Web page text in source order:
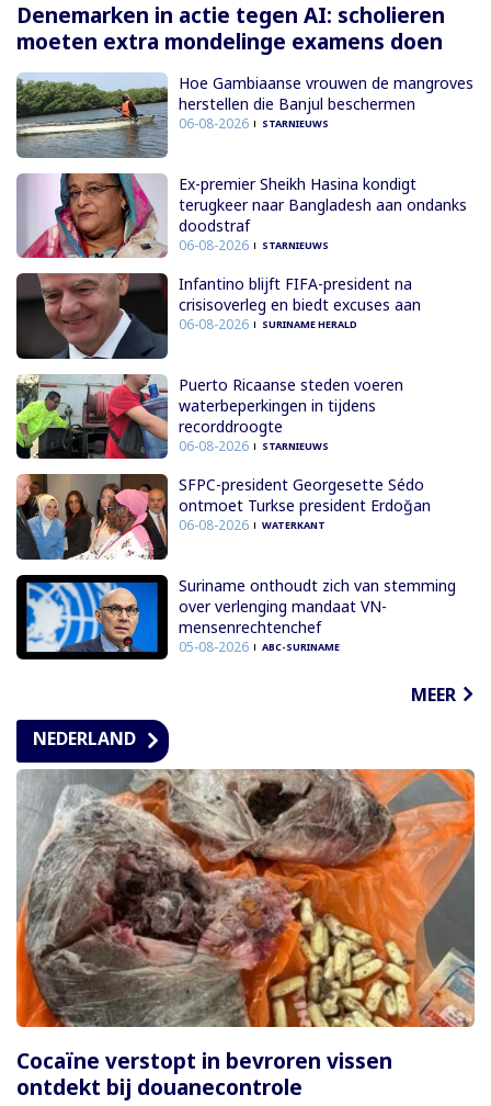
Denemarken in actie tegen AI: scholieren
moeten extra mondelinge examens doen
Hoe Gambiaanse vrouwen de mangroves
herstellen die Banjul beschermen
06-08-2026 STARNIEUWS
Ex-premier Sheikh Hasina kondigt
terugkeer naar Bangladesh aan ondanks
doodstraf
06-08-2026 STARNIEUWS
Infantino blijft FIFA-president na
crisisoverleg en biedt excuses aan
06-08-2026 SURINAME HERALD
Puerto Ricaanse steden voeren
waterbeperkingen in tijdens
recorddroogte
06-08-2026 STARNIEUWS
SFPC-president Georgesette Sédo
ontmoet Turkse president Erdoğan
06-08-2026 WATERKANT
Suriname onthoudt zich van stemming
over verlenging mandaat VN-
mensenrechtenchef
05-08-2026 ABC-SURINAME
MEER
NEDERLAND
Cocaïne verstopt in bevroren vissen
ontdekt bij douanecontrole